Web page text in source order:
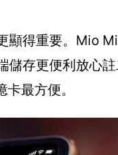
顯得重要。Mio
存更便利放心
最方便。